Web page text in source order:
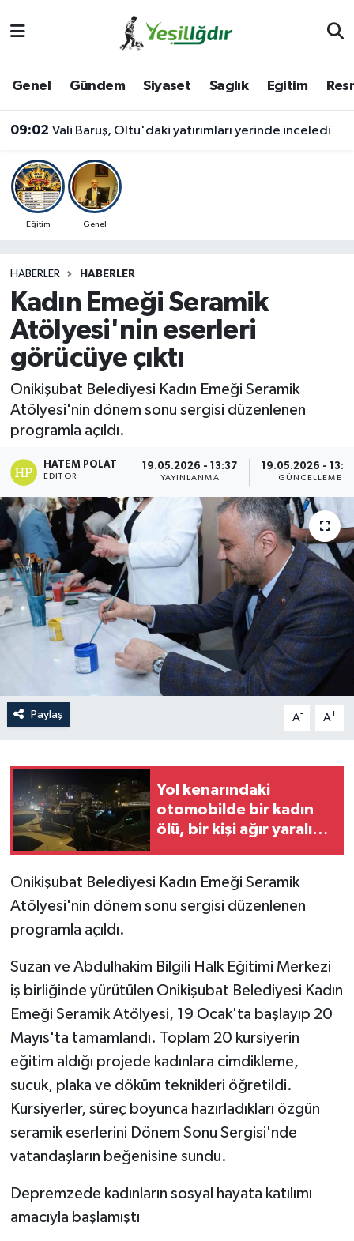
Genel Gündem Siyaset Sağlık Eğitim
09:02 Vali Baruş, Oltu'daki yatırımları yerinde inceledi
Eğitim Genel
HABERLER HABERLER
Kadın Emeği Seramik
Atölyesi'nin eserleri
görücüye çıktı
Onikişubat Belediyesi Kadın Emeği Seramik
Atölyesi'nin dönem sonu sergisi düzenlenen
programla açıldı.
HATEM POLAT
EDITÖR
19.05.2026 - 13:37
YAYINLANMA
19.05.2026 -
GÜNCELLEME
Paylaş A- A+
Yol kenarındaki
otomobilde bir kadın
ölü, bir kişi ağır yaralı
Onikişubat Belediyesi Kadın Emeği Seramik
Atölyesi'nin dönem sonu sergisi düzenlenen
programla açıldı.
Suzan ve Abdulhakim Bilgili Halk Eğitimi Merkezi
iş birliğinde yürütülen Onikişubat Belediyesi Kadın
Emeği Seramik Atölyesi, 19 Ocak'ta başlayıp 20
Mayıs'ta tamamlandı. Toplam 20 kursiyerin
eğitim aldığı projede kadınlara cimdikleme,
sucuk, plaka ve döküm teknikleri öğretildi.
Kursiyerler, süreç boyunca hazırladıkları özgün
seramik eserlerini Dönem Sonu Sergisi'nde
vatandaşların beğenisine sundu.
Depremzede kadınların sosyal hayata katılımı
amacıyla başlamıştı
İğdir Namaz Vakitleri
Iğdır Trafik Yoğunluk Haritası
Süper Lig Puan Durumu ve Fikstür
Son Dakika Haberleri
Haber Arşivi